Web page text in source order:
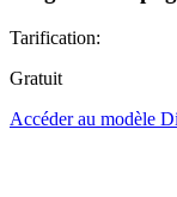
Tarification:
Gratuit
Accéder au modèle